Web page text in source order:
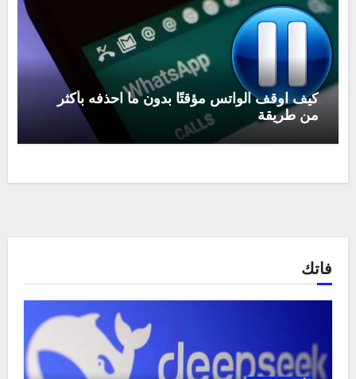
كيف اوقف الواتس مؤقتًا بدون ما احذفه بأكثر
من طريقة
فاتك